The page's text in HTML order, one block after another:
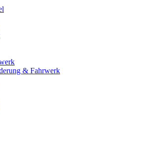
& Fahrwerk